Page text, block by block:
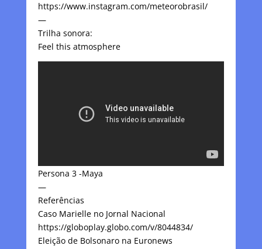
https://www.instagram.com/meteorobrasil/
—
Trilha sonora:
Feel this atmosphere
Persona 3 -Maya
—
Referências
Caso Marielle no Jornal Nacional
https://globoplay.globo.com/v/8044834/
Eleição de Bolsonaro na Euronews